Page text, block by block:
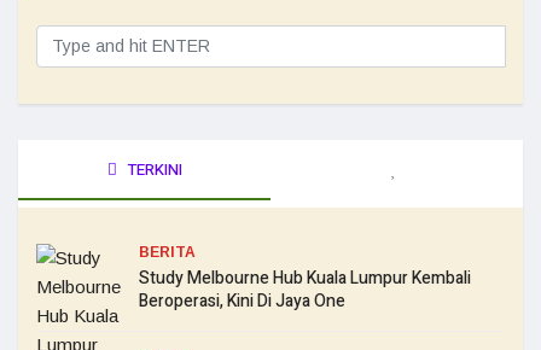
TERKINI
BERITA
Study Melbourne Hub Kuala Lumpur Kembali
Beroperasi, Kini Di Jaya One